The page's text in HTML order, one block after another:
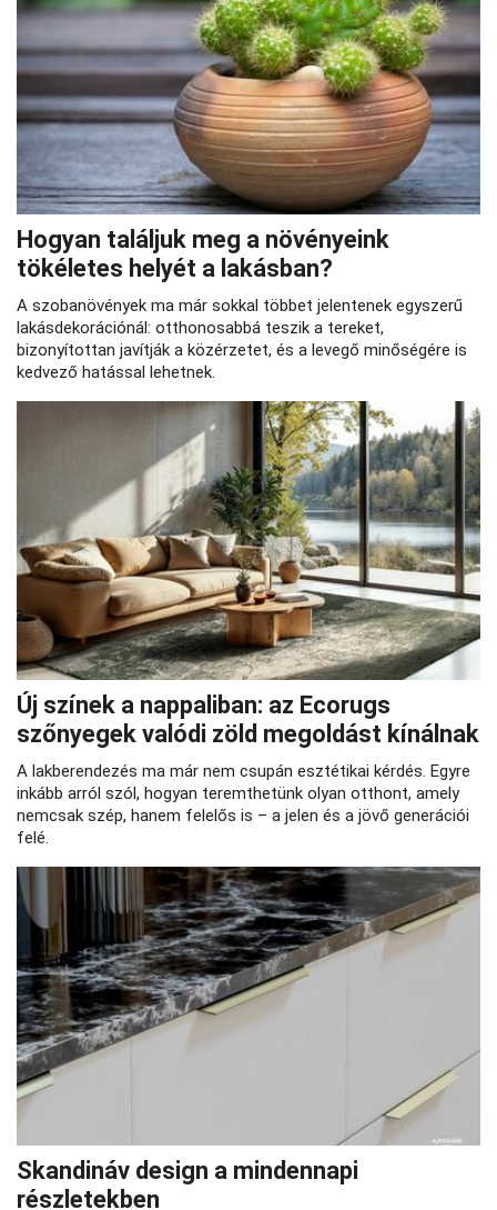
Hogyan találjuk meg a növényeink
tökéletes helyét a lakásban?
A szobanövények ma már sokkal többet jelentenek egyszerű
lakásdekorációnál: otthonosabbá teszik a tereket,
bizonyítottan javítják a közérzetet, és a levegő minőségére is
kedvező hatással lehetnek.
Új színek a nappaliban: az Ecorugs
szőnyegek valódi zöld megoldást kínálnak
A lakberendezés ma már nem csupán esztétikai kérdés. Egyre
inkább arról szól, hogyan teremthetünk olyan otthont, amely
nemcsak szép, hanem felelős is – a jelen és a jövő generációi
felé.
Skandináv design a mindennapi
részletekben